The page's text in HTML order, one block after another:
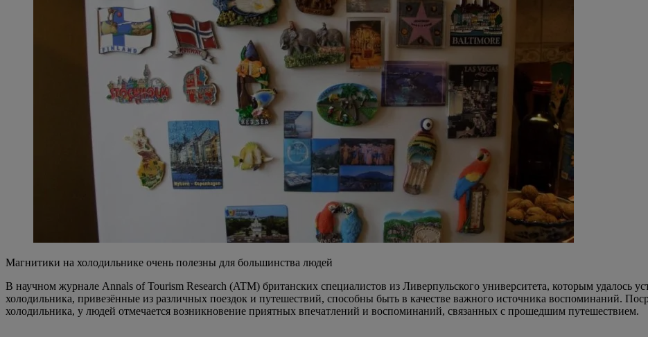
Магнитики на холодильнике очень полезны для большинства людей
В научном журнале Annals of Tourism Research (ATM) британских специалистов из Ливерпульского университета, которым удалось
холодильника, привезённые из различных поездок и путешествий, способны быть в качестве важного источника воспоминаний.
холодильника, у людей отмечается возникновение приятных впечатлений и воспоминаний, связанных с прошедшим путешествием.